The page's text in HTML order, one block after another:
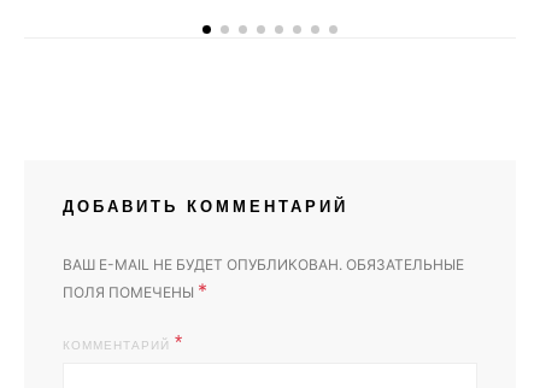
ДОБАВИТЬ КОММЕНТАРИЙ
ВАШ E-MAIL НЕ БУДЕТ ОПУБЛИКОВАН. ОБЯЗАТЕЛЬНЫЕ
ПОЛЯ ПОМЕЧЕНЫ *
КОММЕНТАРИЙ